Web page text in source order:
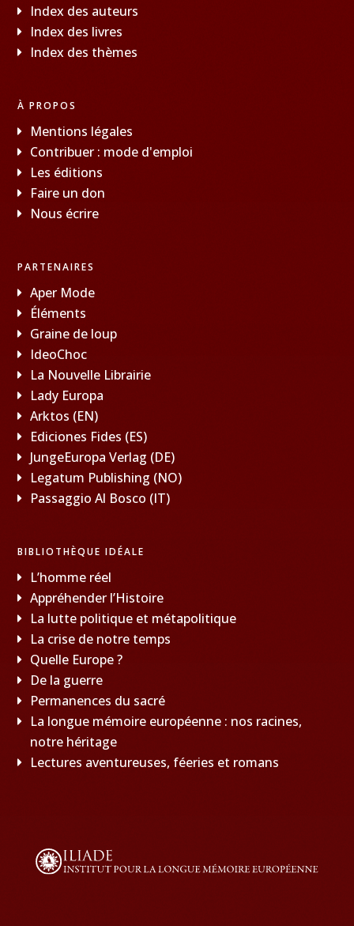
Index des auteurs
Index des livres
Index des thèmes
À PROPOS
Mentions légales
Contribuer : mode d'emploi
Les éditions
Faire un don
Nous écrire
PARTENAIRES
Aper Mode
Éléments
Graine de loup
IdeoChoc
La Nouvelle Librairie
Lady Europa
Arktos (EN)
Ediciones Fides (ES)
JungeEuropa Verlag (DE)
Legatum Publishing (NO)
Passaggio Al Bosco (IT)
BIBLIOTHÈQUE IDÉALE
L’homme réel
Appréhender l’Histoire
La lutte politique et métapolitique
La crise de notre temps
Quelle Europe ?
De la guerre
Permanences du sacré
La longue mémoire européenne : nos racines,
notre héritage
Lectures aventureuses, féeries et romans